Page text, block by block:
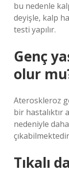
bu nedenle
deyişle, kalp
testi yapılır.
Genç
olur
Ateroskleroz
bir hastalıktır
nedeniyle
Tıkalı